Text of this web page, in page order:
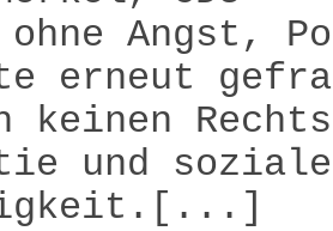
Angst,
erneut
keinen
und